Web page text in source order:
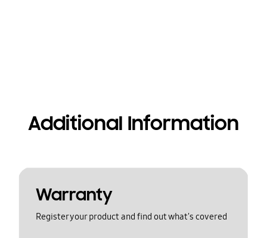
Additional Information
Warranty
Register your product and find out what's covered